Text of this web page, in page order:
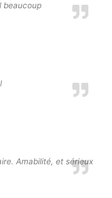
beaucoup
Amabilité, et sérieux